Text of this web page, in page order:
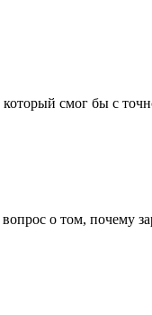
смог бы с
о том, почему